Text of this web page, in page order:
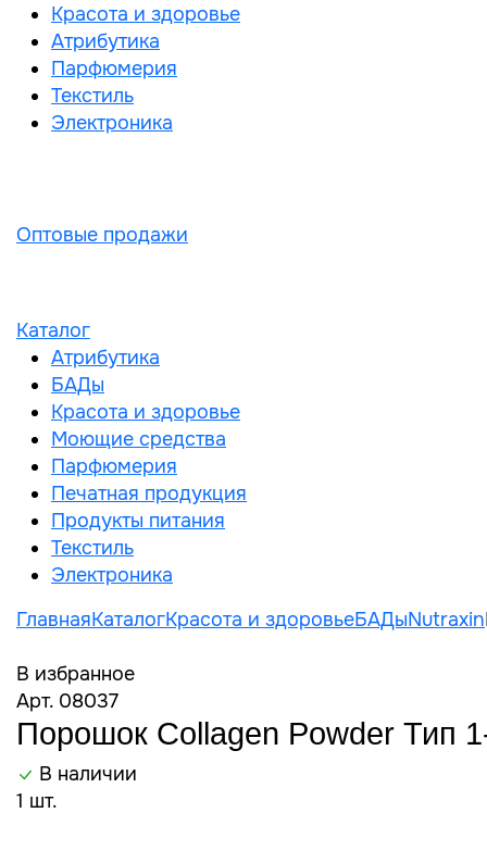
Красота и здоровье
Атрибутика
Парфюмерия
Текстиль
Электроника
Оптовые продажи
Каталог
Атрибутика
БАДы
Красота и здоровье
Моющие средства
Парфюмерия
Печатная продукция
Продукты питания
Текстиль
Электроника
ГлавнаяКаталогКрасота и здоровьеБАДыNutraxin
В избранное
Арт. 08037
Порошок Collagen Powder Тип
В наличии
1 шт.